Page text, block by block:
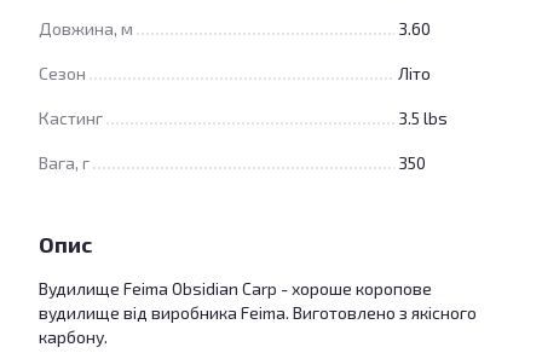
Довжина, м 3.60
Сезон Літо
Кастинг 3.5 lbs
Вага, г 350
Опис
Вудилище Feima Obsidian Carp - хороше коропове
вудилище від виробника Feima. Виготовлено з якісного
карбону.